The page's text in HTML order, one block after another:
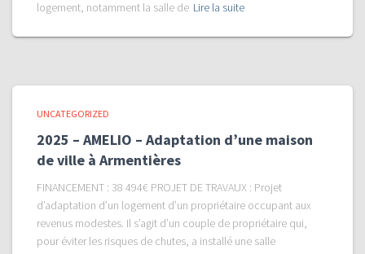
logement, notamment la salle de Lire la suite
UNCATEGORIZED
2025 – AMELIO – Adaptation d’une maison
de ville à Armentières
FINANCEMENT : 38 494€ PROJET DE TRAVAUX : Projet
d’adaptation d’un logement d’un propriétaire occupant aux
revenus modestes. Il s’agit d’un couple de propriétaire qui,
pour éviter les risques de chutes, a installé une salle